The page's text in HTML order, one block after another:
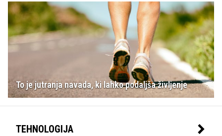
To je jutranja navada, ki lahko podaljša življenje
TEHNOLOGIJA